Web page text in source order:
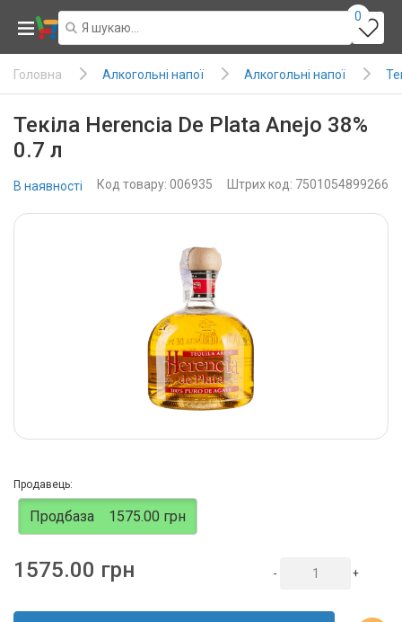
0
Головна Алкогольні напої Алкогольні напої
Текіла Herencia De Plata Anejo 38%
0.7 л
В наявності Код товару: 006935 Штрих код: 7501054899266
Продавець:
Продбаза 1575.00 грн
1575.00 грн - +